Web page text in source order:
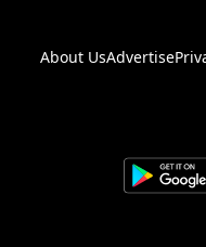
About UsAdvertise